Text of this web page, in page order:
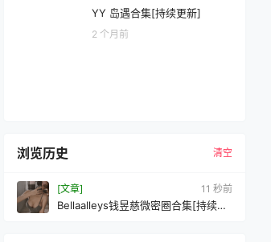
YY 岛遇合集[持续更新]
2 个月前
浏览历史 清空
[文章] 13 秒前
Bellaalleys钱昱慈微密圈合集[持续更